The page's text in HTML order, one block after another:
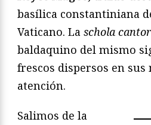
basílica constantiniana
Vaticano. La schola
baldaquino del mismo
frescos dispersos en
atención.
Salimos de la